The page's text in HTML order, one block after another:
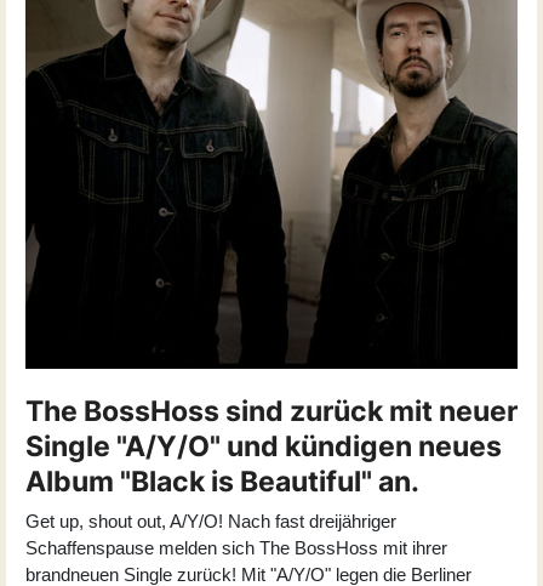
The BossHoss sind zurück mit neuer
Single "A/Y/O" und kündigen neues
Album "Black is Beautiful" an.
Get up, shout out, A/Y/O! Nach fast dreijähriger
Schaffenspause melden sich The BossHoss mit ihrer
brandneuen Single zurück! Mit "A/Y/O" legen die Berliner